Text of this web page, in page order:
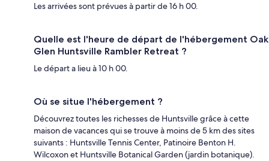
Les arrivées sont prévues à partir de 16 h 00.
Quelle est l'heure de départ de l'hébergement Oak
Glen Huntsville Rambler Retreat ?
Le départ a lieu à 10 h 00.
Où se situe l'hébergement ?
Découvrez toutes les richesses de Huntsville grâce à cette
maison de vacances qui se trouve à moins de 5 km des sites
suivants : Huntsville Tennis Center, Patinoire Benton H.
Wilcoxon et Huntsville Botanical Garden (jardin botanique).